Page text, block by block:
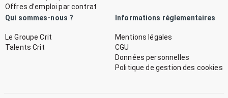
Offres d’emploi par contrat
Qui sommes-nous ?
Le Groupe Crit
Talents Crit
Informations réglementaires
Mentions légales
CGU
Données personnelles
Politique de gestion des cookies